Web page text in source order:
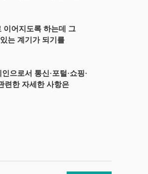
이어지도록 하는데 그
는 계기가 되기를
으로서 통신·포털·쇼핑·
련한 자세한 사항은